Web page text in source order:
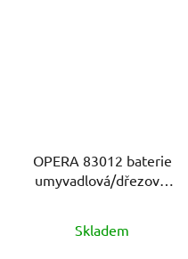
OPERA 83012 baterie
umyvadlová/dřezová,
Skladem